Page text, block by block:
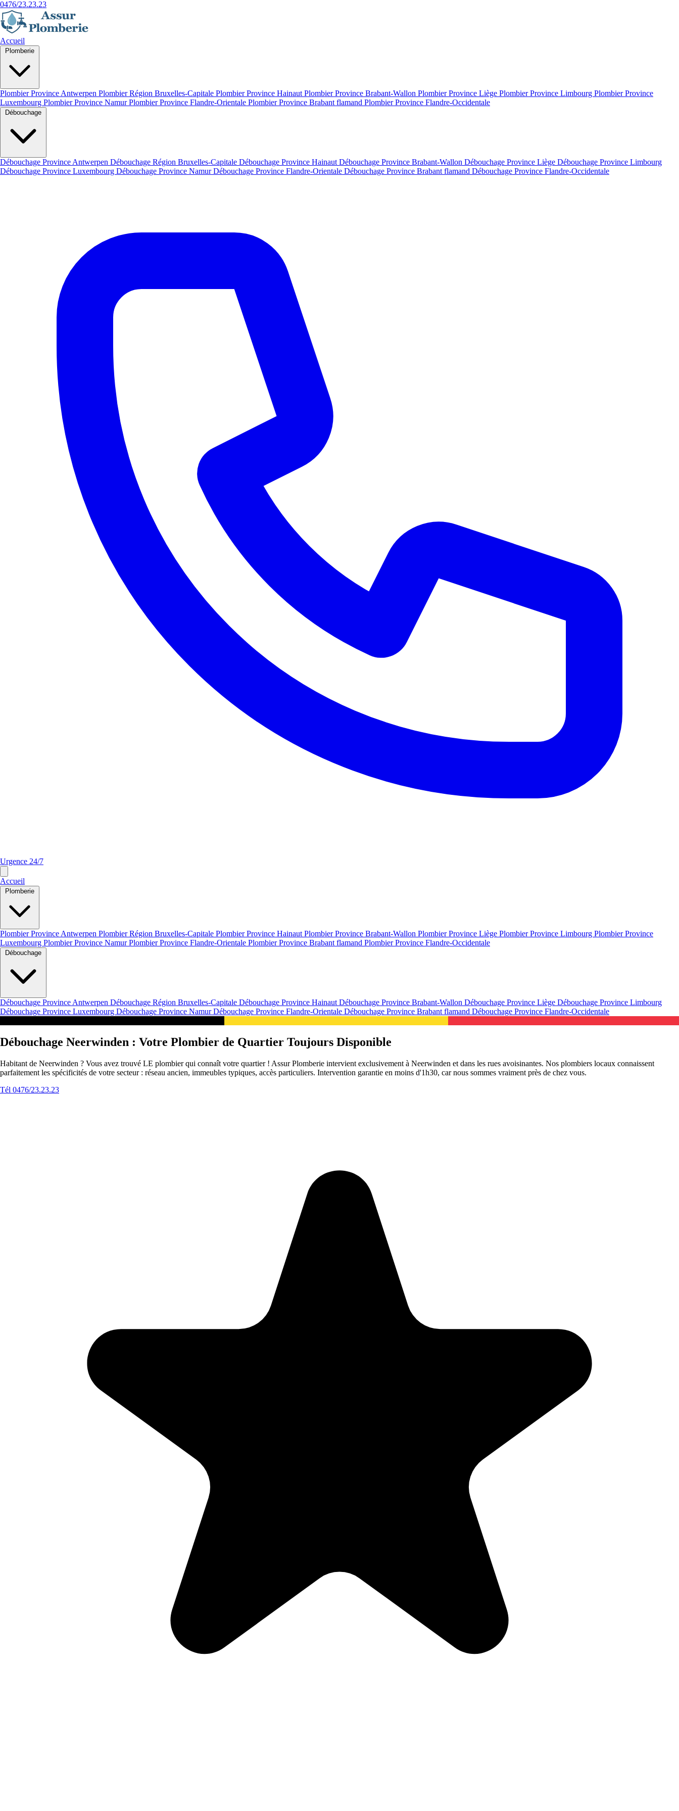
0476/23.23.23
Accueil
Plombier Province Antwerpen Plombier Région Bruxelles-Capitale Plombier Province Hainaut Plombier Province Brabant-Wallon Plombier Province Liège Plombier Province Limbourg Plombier Province
Luxembourg Plombier Province NamurPlombier Province Flandre-Orientale Plombier Province Brabant flamand Plombier Province Flandre-Occidentale
Débouchage Province Antwerpen Débouchage Région Bruxelles-Capitale Débouchage Province Hainaut Débouchage Province Brabant-Wallon Débouchage Province Liège Débouchage Province Limbourg
Débouchage Province Luxembourg Débouchage Province NamurDébouchage Province Flandre-Orientale Débouchage Province Brabant flamand Débouchage Province Flandre-Occidentale
Urgence 24/7
Accueil
Plombier Province Antwerpen Plombier Région Bruxelles-Capitale Plombier Province Hainaut Plombier Province Brabant-Wallon Plombier Province Liège Plombier Province Limbourg Plombier Province
Luxembourg Plombier Province NamurPlombier Province Flandre-Orientale Plombier Province Brabant flamand Plombier Province Flandre-Occidentale
Débouchage Province Antwerpen Débouchage Région Bruxelles-Capitale Débouchage Province Hainaut Débouchage Province Brabant-Wallon Débouchage Province Liège Débouchage Province Limbourg
Débouchage Province Luxembourg Débouchage Province NamurDébouchage Province Flandre-Orientale Débouchage Province Brabant flamand Débouchage Province Flandre-Occidentale
Débouchage Neerwinden : Votre Plombier de Quartier Toujours Disponible
Habitant de Neerwinden ? Vous avez trouvé LE plombier qui connaît votre quartier ! Assur Plomberie intervient exclusivement à Neerwinden et dans les rues avoisinantes. Nos plombiers locaux connaissent
parfaitement les spécificités de votre secteur : réseau ancien, immeubles typiques, accès particuliers. Intervention garantie en moins d'1h30, car nous sommes vraiment près de chez vous.
Tél 0476/23.23.23